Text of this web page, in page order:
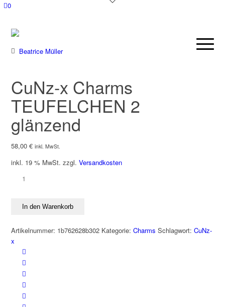
0
CuNz-x Charms
TEUFELCHEN 2
glänzend
58,00€ inkl. MwSt.
inkl. 19 % MwSt. zzgl.Versandkosten
CuNz-
TEUFELCHEN
glänzend
Menge
In den Warenkorb
Artikelnummer: 1b762628b302 Kategorie:Charms Schlagwort:CuNz-
x